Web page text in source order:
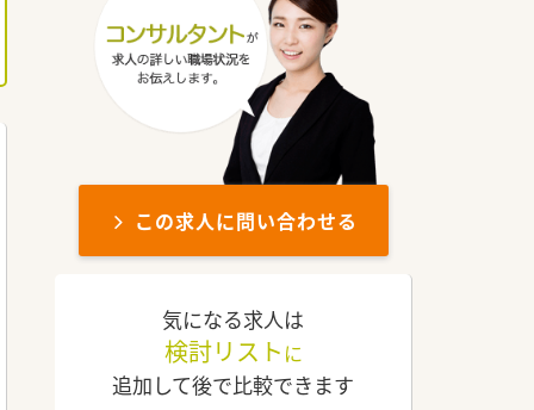
この求人に問い合わせる
気になる求人は
検討リスト に
追加して後で比較できます